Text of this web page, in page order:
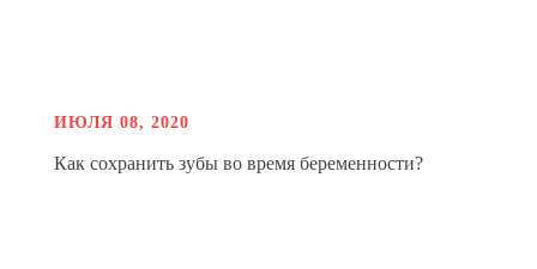
ИЮЛЯ 08, 2020
Как сохранить зубы во время беременности?